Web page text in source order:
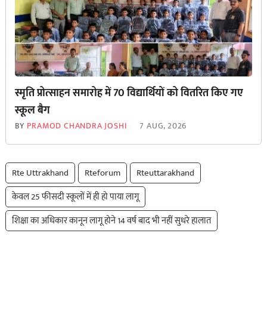
स्मृति प्रोत्साहन समारोह में 70 विद्यार्थियों को वितरित किए गए
स्कूल बैग
BY PRAMOD CHANDRA JOSHI 7 AUG, 2026
Rte Uttrakhand Rteforum
Rteuttarakhand
केवल 25 फीसदी स्कूलों में ही हो पाया लागू
शिक्षा का अधिकार कानून लागू होने 14 वर्ष बाद भी नहीं सुधरे हालात